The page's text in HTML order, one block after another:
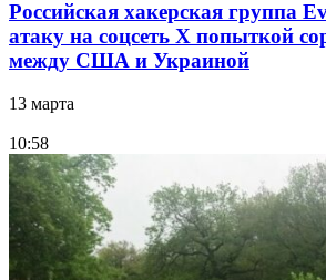
Российская хакерская группа
атаку на соцсеть Х попыткой
между США и Украиной
13 марта
10:58